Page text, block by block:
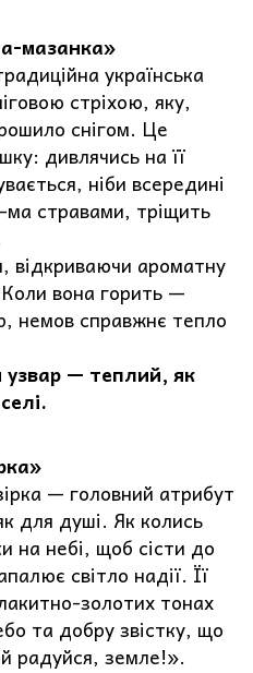
мазанка»
українська
стріхою, яку,
снігом. Це
дивлячись на її
ніби всередині
ма стравами, тріщить
відкриваючи ароматну
Коли вона горить —
немов справжнє тепло
узвар — теплий, як
— головний атрибут
для душі. Як колись
на небі, щоб сісти до
світло надії. Її
золотих тонах
та добру звістку, що
радуйся, земле!».